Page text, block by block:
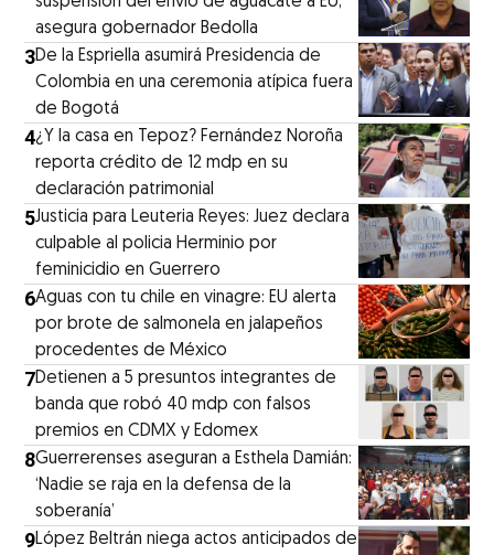
asegura gobernador Bedolla
3De la Espriella asumirá Presidencia de
Colombia en una ceremonia atípica fuera
de Bogotá
4¿Y la casa en Tepoz? Fernández Noroña
reporta crédito de 12 mdp en su
declaración patrimonial
5Justicia para Leuteria Reyes: Juez declara
culpable al policia Herminio por
feminicidio en Guerrero
6Aguas con tu chile en vinagre: EU alerta
por brote de salmonela en jalapeños
procedentes de México
7Detienen a 5 presuntos integrantes de
banda que robó 40 mdp con falsos
premios en CDMX y Edomex
8Guerrerenses aseguran a Esthela Damián:
‘Nadie se raja en la defensa de la
soberanía’
9López Beltrán niega actos anticipados de